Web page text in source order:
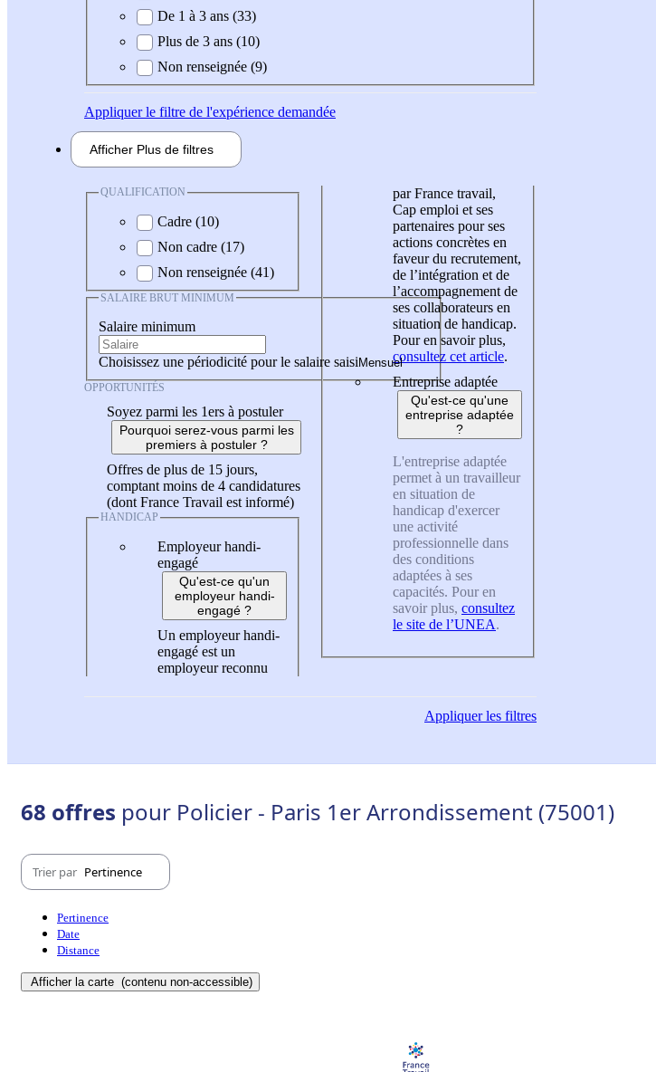
De 1 à 3 ans (33)
Plus de 3 ans (10)
Non renseignée (9)
Appliquerle filtre de l'expérience demandée
Afficher Plus de filtres
QUALIFICATION
Cadre (10)
Non cadre (17)
Non renseignée (41)
SALAIRE BRUT MINIMUM
Salaire minimum
Choisissez une périodicité pour le salaire saisi
OPPORTUNITÉS
Soyez parmi les 1ers à postuler
Pourquoi serez-vous parmi les
premiers à postuler ?
Offres de plus de 15 jours,
comptant moins de 4 candidatures
(dont France Travail est informé)
HANDICAP
Employeur handi-
engagé
Qu'est-ce qu'un
employeur handi-
engagé ?
Un employeur handi-
engagé est un
employeur reconnu
par France travail,
Cap emploi et ses
partenaires pour ses
actions concrètes en
faveur du recrutement,
de l’intégration et de
l’accompagnement de
ses collaborateurs en
situation de handicap.
Pour en savoir plus,
consultez cet article.
Entreprise adaptée
Qu'est-ce qu'une
entreprise adaptée
?
L'entreprise adaptée
permet à un travailleur
en situation de
handicap d'exercer
une activité
professionnelle dans
des conditions
adaptées à ses
capacités. Pour en
savoir plus, consultez
le site de l’UNEA.
Appliquerles filtres
68 offres pour Policier - Paris 1er Arrondissement (75001)
Trier par Pertinence
Pertinence
Date
Distance
Afficher la carte (contenu non-accessible)